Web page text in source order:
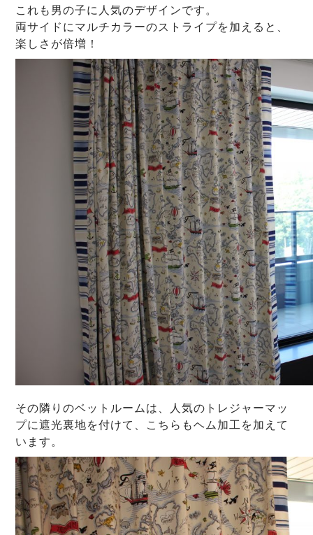
これも男の子に人気のデザインです。
両サイドにマルチカラーのストライプを加えると、
楽しさが倍増！
その隣りのベットルームは、人気のトレジャーマッ
プに遮光裏地を付けて、こちらもヘム加工を加えて
います。